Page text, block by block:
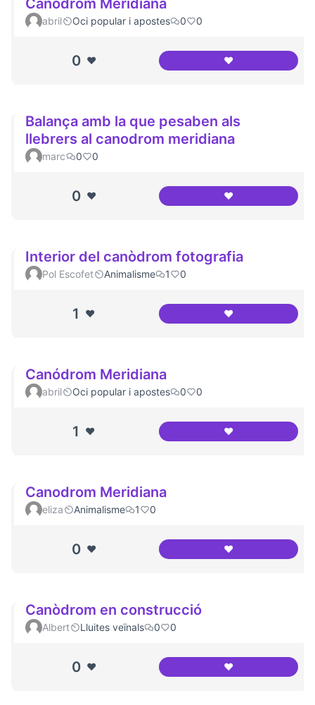
Canodróm Meridiana
abril Oci popular i apostes 0 0
0 ❤️ ❤️Canodróm
Balança amb la que pesaben als
llebrers al canodrom meridiana
marc 0 0
0 ❤️ ❤️Balança amb la
Interior del canòdrom fotografia
Pol Escofet Animalisme 1 0
1 ❤️ ❤️Interior del
Canódrom Meridiana
abril Oci popular i apostes 0 0
1 ❤️ ❤️Canódrom
Canodrom Meridiana
eliza Animalisme 1 0
0 ❤️ ❤️Canodrom
Canòdrom en construcció
Albert Lluites veïnals 0 0
0 ❤️ ❤️Canòdrom en